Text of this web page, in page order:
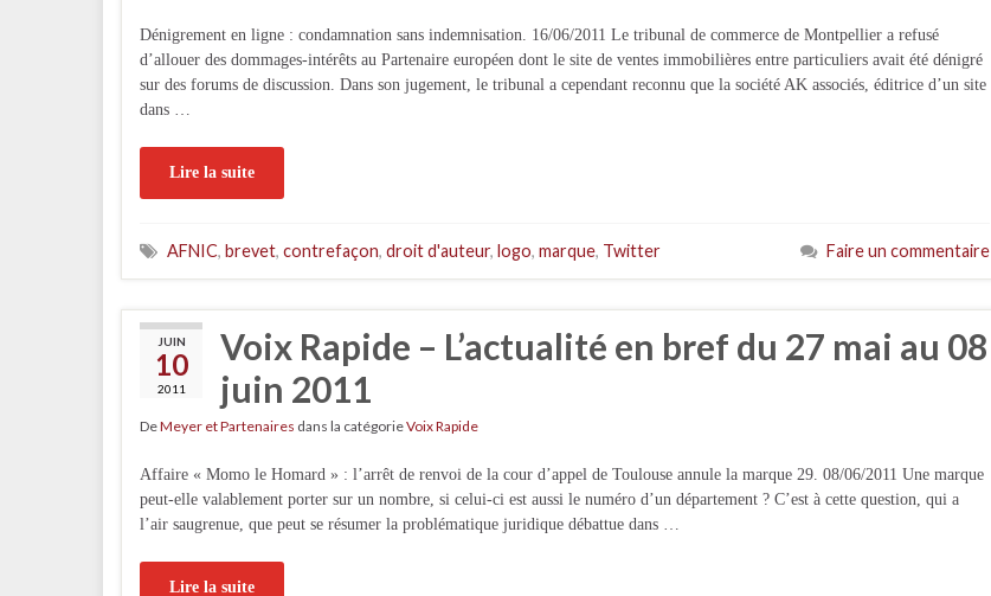
Dénigrement en ligne : condamnation sans indemnisation. 16/06/2011 Le tribunal de commerce de Montpellier a refusé
d’allouer des dommages-intérêts au Partenaire européen dont le site de ventes immobilières entre particuliers avait été dénigré
sur des forums de discussion. Dans son jugement, le tribunal a cependant reconnu que la société AK associés, éditrice d’un site
dans …
Lire la suite
AFNIC, brevet, contrefaçon, droit d'auteur, logo, marque, Twitter Faire un commentaire
JUIN
10
2011
Voix Rapide – L’actualité en bref du 27 mai au 08
juin 2011
DeMeyer et Partenaires dans la catégorieVoix Rapide
Affaire « Momo le Homard » : l’arrêt de renvoi de la cour d’appel de Toulouse annule la marque 29. 08/06/2011 Une marque
peut-elle valablement porter sur un nombre, si celui-ci est aussi le numéro d’un département ? C’est à cette question, qui a
l’air saugrenue, que peut se résumer la problématique juridique débattue dans …
Lire la suite